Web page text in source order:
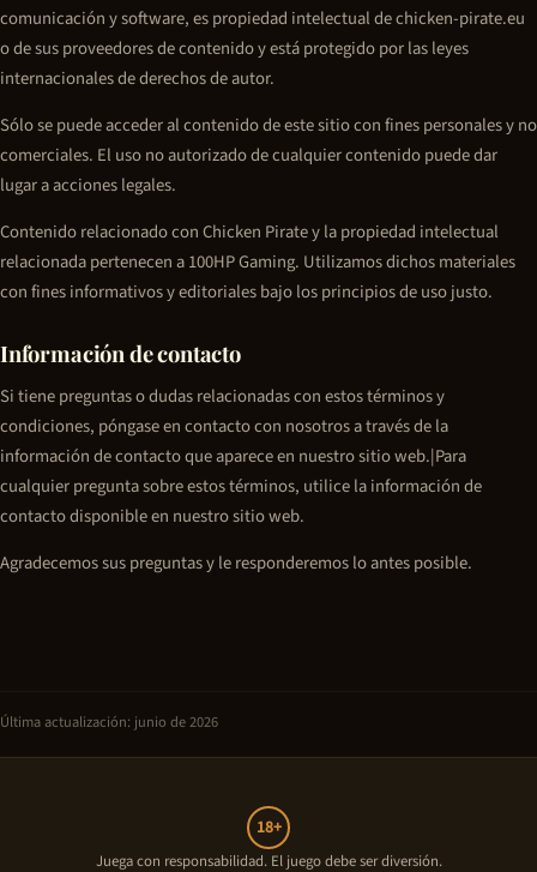
comunicación y software, es propiedad intelectual de chicken-pirate.eu
o de sus proveedores de contenido y está protegido por las leyes
internacionales de derechos de autor.
Sólo se puede acceder al contenido de este sitio con fines personales y no
comerciales. El uso no autorizado de cualquier contenido puede dar
lugar a acciones legales.
Contenido relacionado conChicken Piratey la propiedad intelectual
relacionada pertenecen a 100HP Gaming. Utilizamos dichos materiales
con fines informativos y editoriales bajo los principios de uso justo.
Información de contacto
Si tiene preguntas o dudas relacionadas con estos términos y
condiciones, póngase en contacto con nosotros a través de la
información de contacto que aparece en nuestro sitio web.|Para
cualquier pregunta sobre estos términos, utilice la información de
contacto disponible en nuestro sitio web.
Agradecemos sus preguntas y le responderemos lo antes posible.
Última actualización: junio de 2026
18+
Juega con responsabilidad. El juego debe ser diversión.